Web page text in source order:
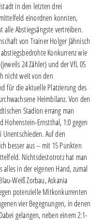
in den letzten drei
einordnen konnten,
Abstiegsängste vertreiben.
von Trainer Holger Jähnisch
Konkurrenz wie
24 Zähler) und der VfL 05
nicht weit von den
für die aktuelle Platzierung des
Heimbilanz. Von den
Stadion errang man
Hohenstein-Ernstthal, 1:0 gegen
Auf den
besser aus – mit 15 Punkten
Nichtsdestotrotz hat man
alles in der eigenen Hand, zumal
Weiß Zorbau, Askania
potenzielle Mitkonkurrenten
vier Begegnungen, in denen
gelangen, neben einem 2:1-